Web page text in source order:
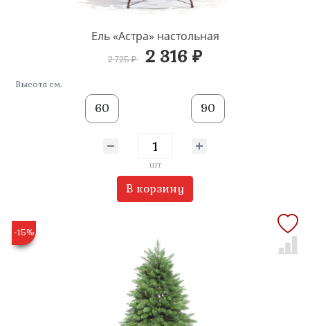
Ель «Астра» настольная
2 725 ₽ 2 316 ₽
Высота см.
60 90
шт
В корзину
-15%